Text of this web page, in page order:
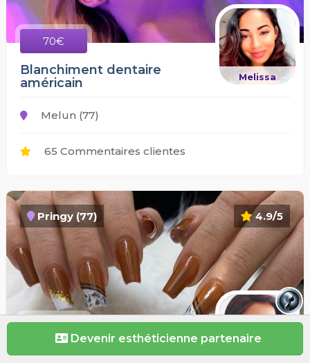
70€
Melissa
Blanchiment dentaire
américain
Melun (77)
65 Commentaires clientes
4.9/5
Pringy (77)
Manucure/ Semi
Devenir esthéticienne partenaire